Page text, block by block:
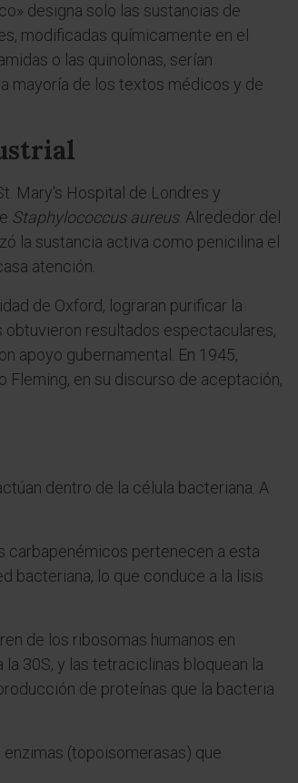
designa solo las sustancias de
modificadas químicamente en el
o las quinolonas, serían
mayoría de los textos médicos y de
Mary's Hospital de Londres y
Staphylococcus aureus. Alrededor del
la sustancia activa como penicilina el
atención.
de Oxford, lograran purificar la
resultados espectaculares,
apoyo gubernamental. En 1945,
Fleming, en su discurso de aceptación,
dentro de la célula bacteriana. A
carbapenémicos pertenecen a esta
bacteriana, lo que conduce a la lisis
de los ribosomas humanos en
30S, y las tetraciclinas bloquean la
de proteínas que la bacteria
(topoisomerasas) que